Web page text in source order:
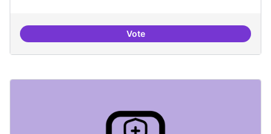
VoteDigitalització de l'administració